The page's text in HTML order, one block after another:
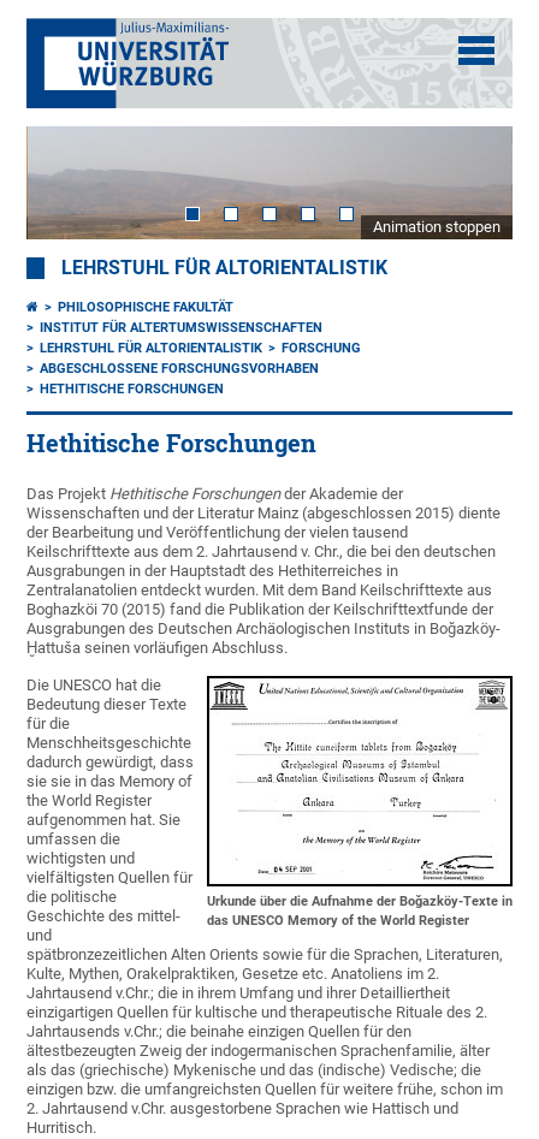
Animation stoppen
LEHRSTUHL FÜR ALTORIENTALISTIK
PHILOSOPHISCHE FAKULTÄT
INSTITUT FÜR ALTERTUMSWISSENSCHAFTEN
LEHRSTUHL FÜR ALTORIENTALISTIK
FORSCHUNG
ABGESCHLOSSENE FORSCHUNGSVORHABEN
HETHITISCHE FORSCHUNGEN
Hethitische Forschungen
Das Projekt Hethitische Forschungender Akademie der
Wissenschaften und der Literatur Mainz (abgeschlossen 2015) diente
der Bearbeitung und Veröffentlichung der vielen tausend
Keilschrifttexte aus dem 2. Jahrtausend v. Chr., die bei den deutschen
Ausgrabungen in der Hauptstadt des Hethiterreiches in
Zentralanatolien entdeckt wurden. Mit dem Band Keilschrifttexte aus
Boghazköi 70 (2015) fand die Publikation der Keilschrifttextfunde der
Ausgrabungen des Deutschen Archäologischen Instituts in Boğazköy-
Ḫattuša seinen vorläufigen Abschluss.
Urkunde über die Aufnahme der Boğazköy-Texte in
das UNESCO Memory of the World Register
Die UNESCO hat die
Bedeutung dieser Texte
für die
Menschheitsgeschichte
dadurch gewürdigt, dass
sie sie in das Memory of
the World Register
aufgenommen hat. Sie
umfassen die
wichtigsten und
vielfältigsten Quellen für
die politische
Geschichte des mittel-
und
spätbronzezeitlichen Alten Orients sowie für die Sprachen, Literaturen,
Kulte, Mythen, Orakelpraktiken, Gesetze etc. Anatoliens im 2.
Jahrtausend v.Chr.; die in ihrem Umfang und ihrer Detailliertheit
einzigartigen Quellen für kultische und therapeutische Rituale des 2.
Jahrtausends v.Chr.; die beinahe einzigen Quellen für den
ältestbezeugten Zweig der indogermanischen Sprachenfamilie, älter
als das (griechische) Mykenische und das (indische) Vedische; die
einzigen bzw. die umfangreichsten Quellen für weitere frühe, schon im
2. Jahrtausend v.Chr. ausgestorbene Sprachen wie Hattisch und
Hurritisch.